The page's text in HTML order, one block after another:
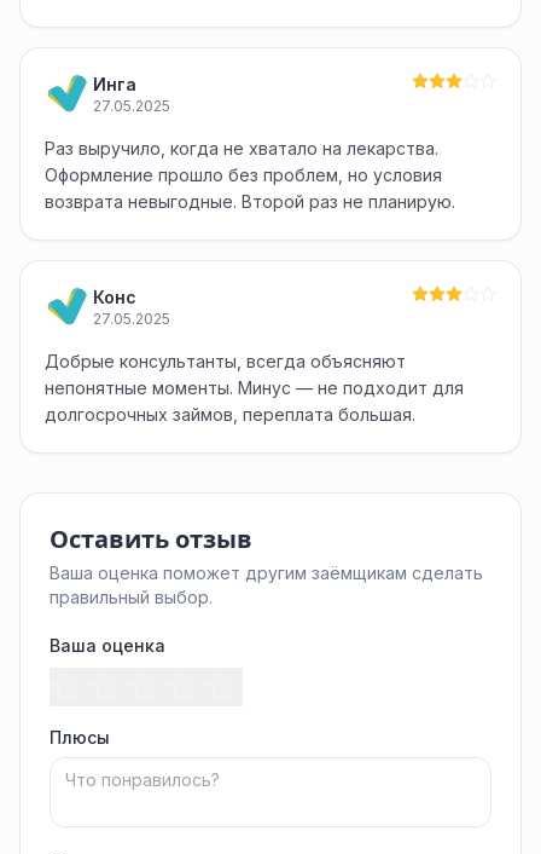
Инга
27.05.2025
Раз выручило, когда не хватало на лекарства.
Оформление прошло без проблем, но условия
возврата невыгодные. Второй раз не планирую.
Конс
27.05.2025
Добрые консультанты, всегда объясняют
непонятные моменты. Минус — не подходит для
долгосрочных займов, переплата большая.
Оставить отзыв
Ваша оценка поможет другим заёмщикам сделать
правильный выбор.
Ваша оценка
Плюсы